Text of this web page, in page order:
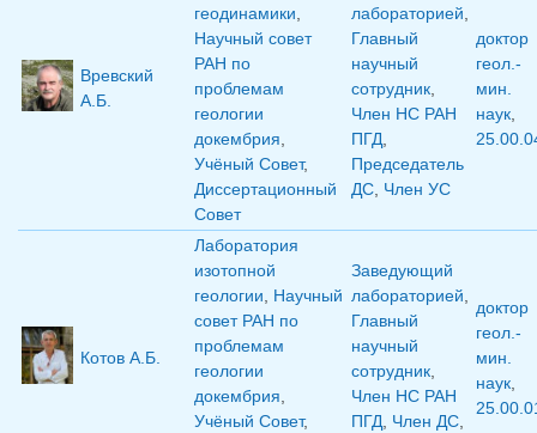
Вревский
А.Б.
геодинамики,
Научный совет
РАН по
проблемам
геологии
докембрия,
Учёный Совет,
Диссертационный
Совет
лабораторией,
Главный
научный
сотрудник,
Член НС РАН
ПГД,
Председатель
ДС, Член УС
доктор
геол.-
мин.
наук,
Котов А.Б.
Лаборатория
изотопной
геологии, Научный
совет РАН по
проблемам
геологии
докембрия,
Учёный Совет,
Заведующий
лабораторией,
Главный
научный
сотрудник,
Член НС РАН
ПГД, Член ДС,
доктор
геол.-
мин.
наук,